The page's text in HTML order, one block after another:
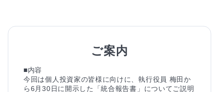
ご案内
■内容
今回は個人投資家の皆様に向けに、執行役員 梅田か
ら6月30日に開示した「統合報告書」についてご説明